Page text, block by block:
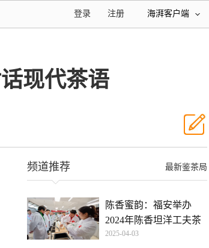
海湃客户端
注册
登录
现代茶语
最新鉴茶局
频道推荐
陈香蜜韵：福安举办
2024年陈香坦洋工夫茶
评选
2025-04-03